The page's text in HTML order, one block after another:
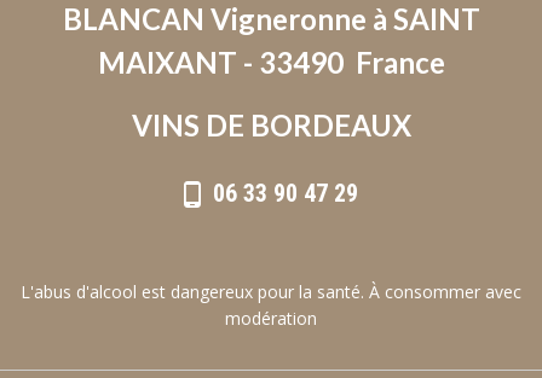
BLANCAN Vigneronne à SAINT
MAIXANT - 33490 France
VINS DE BORDEAUX
06 33 90 47 29
L'abus d'alcool est dangereux pour la santé. À consommer avec
modération